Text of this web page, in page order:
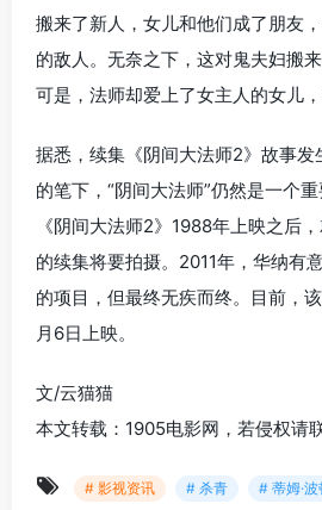
搬来了新人，女儿和他们成了朋友
的敌人。无奈之下，这对鬼夫妇搬
可是，法师却爱上了女主人的女儿，
据悉，续集《阴间大法师2》故事
的笔下，“阴间大法师”仍然是一个
《阴间大法师2》1988年上映之后
的续集将要拍摄。2011年，华纳有
的项目，但最终无疾而终。目前，
月6日上映。
文/云猫猫
本文转载：1905电影网，若侵权请
# 影视资讯 # 杀青 # 蒂姆·波